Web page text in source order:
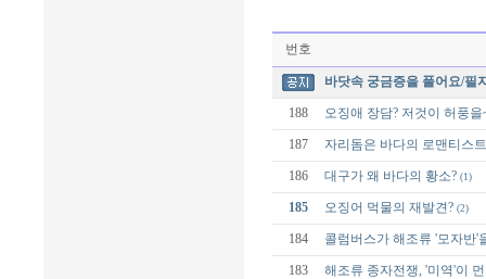
번호
바닷속 궁금증을 풀어요/필
188 오징애 장담? 저것이 허풍을
187 자리돔은 바다의 로맨티스
186 대구가 왜 바다의 황소? (1)
185 오징어 먹물의 재발견? (2)
184 콜럼버스가 해조류 '모자반'
183 해조류 종자전쟁, '미역'이